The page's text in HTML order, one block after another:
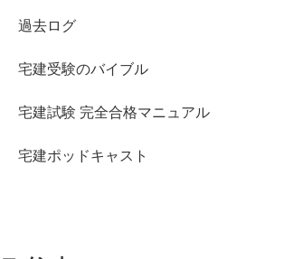
過去ログ
宅建受験のバイブル
宅建試験 完全合格マニュアル
宅建ポッドキャスト